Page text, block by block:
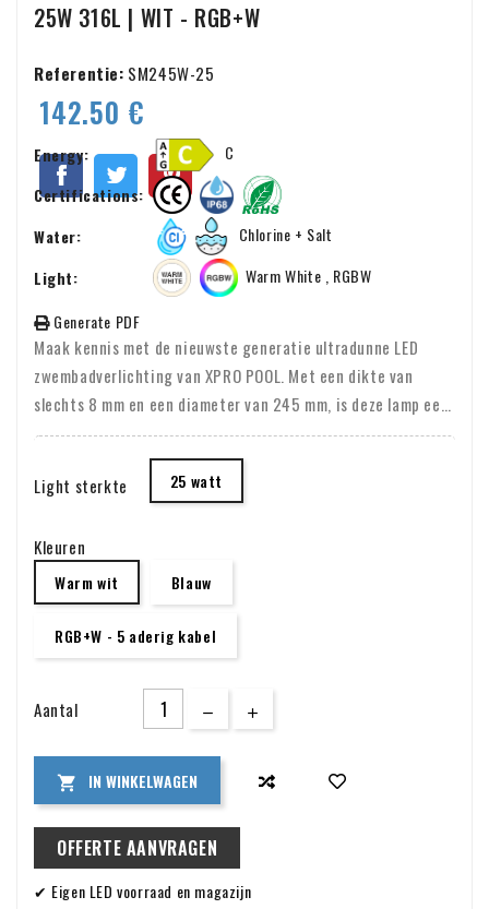
25W 316L | WIT - RGB+W
Referentie: SM245W-25
142.50 €
Energy:
C
Certifications:
Water:
Chlorine + Salt
Light:
Warm White , RGBW
Generate PDF
Maak kennis met de nieuwste generatie ultradunne LED
zwembadverlichting van XPRO POOL. Met een dikte van
slechts 8 mm en een diameter van 245 mm, is deze lamp een
subtiele toevoeging aan elk zwembad. De lamp is gemaakt
van hoogwaardig roestvrijstaal 316 SS, wat garant staat
voor duurzaamheid en weerstand tegen corrosie.
de perfecte sfeer creëren voor elke gelegenheid.
Light sterkte 25 watt
Kleuren
Warm wit Blauw
RGB+W - 5 aderig kabel
Aantal
 IN WINKELWAGEN
OFFERTE AANVRAGEN
✔ Eigen LED voorraad en magazijn